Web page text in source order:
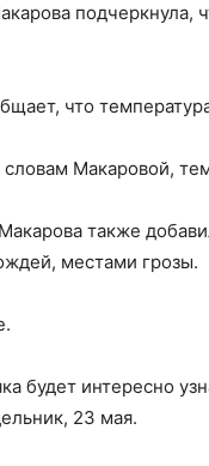
подчеркнула,
что
словам Макаровой,
также
местами грозы.
будет интересно
23 мая.